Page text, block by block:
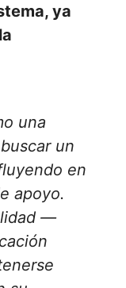
ya
una
un
en
apoyo.
—